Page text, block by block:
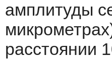
амплитуды
расстоянии